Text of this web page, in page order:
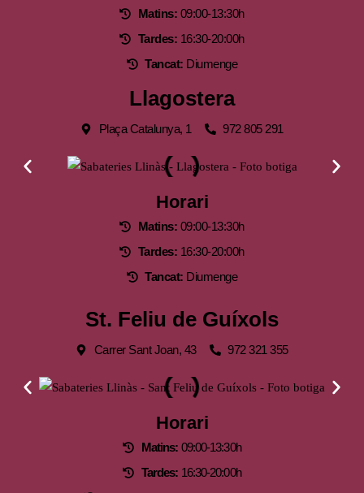
Matins: 09:00-13:30h
Tardes: 16:30-20:00h
Tancat: Diumenge
Llagostera
Plaça Catalunya, 1 972 805 291
Horari
Matins: 09:00-13:30h
Tardes: 16:30-20:00h
Tancat: Diumenge
St. Feliu de Guíxols
Carrer Sant Joan, 43 972 321 355
Horari
Matins: 09:00-13:30h
Tardes: 16:30-20:00h